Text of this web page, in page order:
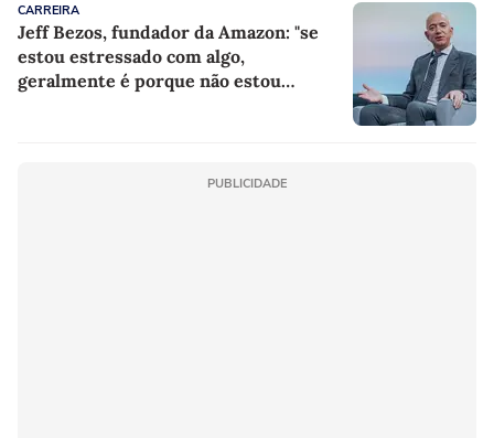
CARREIRA
Jeff Bezos, fundador da Amazon: "se
estou estressado com algo,
geralmente é porque não estou
PUBLICIDADE